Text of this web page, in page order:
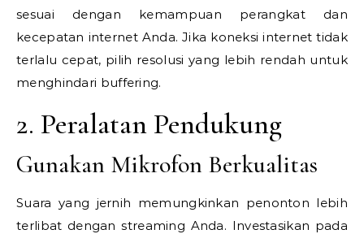
sesuai dengan kemampuan perangkat dan
kecepatan internet Anda. Jika koneksi internet tidak
terlalu cepat, pilih resolusi yang lebih rendah untuk
menghindari buffering.
2. Peralatan Pendukung
Gunakan Mikrofon Berkualitas
Suara yang jernih memungkinkan penonton lebih
terlibat dengan streaming Anda. Investasikan pada